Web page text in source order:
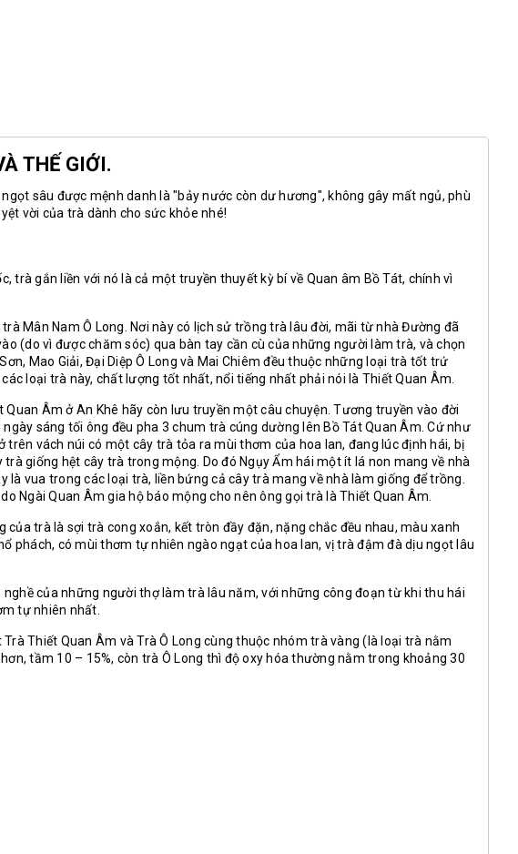
THẾ GIỚI.
sâu được mệnh danh là "bảy nước còn dư hương", không gây mất ngủ, phù
vời của trà dành cho sức khỏe nhé!
gắn liền với nó là cả một truyền thuyết kỳ bí về Quan âm Bồ Tát, chính vì
Mân Nam Ô Long. Nơi này có lịch sử trồng trà lâu đời, mãi từ nhà Đường đã
(do vì được chăm sóc) qua bàn tay cần cù của những người làm trà, và chọn
Mao Giải, Đại Diệp Ô Long và Mai Chiêm đều thuộc những loại trà tốt trứ
loại trà này, chất lượng tốt nhất, nổi tiếng nhất phải nói là Thiết Quan Âm.
Âm ở An Khê hãy còn lưu truyền một câu chuyện. Tương truyền vào đời
sáng tối ông đều pha 3 chum trà cúng dường lên Bồ Tát Quan Âm. Cứ như
vách núi có một cây trà tỏa ra mùi thơm của hoa lan, đang lúc định hái, bị
giống hệt cây trà trong mộng. Do đó Ngụy Ẩm hái một ít lá non mang về nhà
vua trong các loại trà, liền bứng cả cây trà mang về nhà làm giống để trồng.
Ngài Quan Âm gia hộ báo mộng cho nên ông gọi trà là Thiết Quan Âm.
của trà là sợi trà cong xoắn, kết tròn đầy đặn, nặng chắc đều nhau, màu xanh
phách, có mùi thơm tự nhiên ngào ngạt của hoa lan, vị trà đậm đà dịu ngọt lâu
của những người thợ làm trà lâu năm, với những công đoạn từ khi thu hái
tự nhiên nhất.
Trà Thiết Quan Âm vàTrà Ô Long cùng thuộc nhóm trà vàng (là loại trà nằm
tầm 10 – 15%, còn trà Ô Long thì độ oxy hóa thường nằm trong khoảng 30